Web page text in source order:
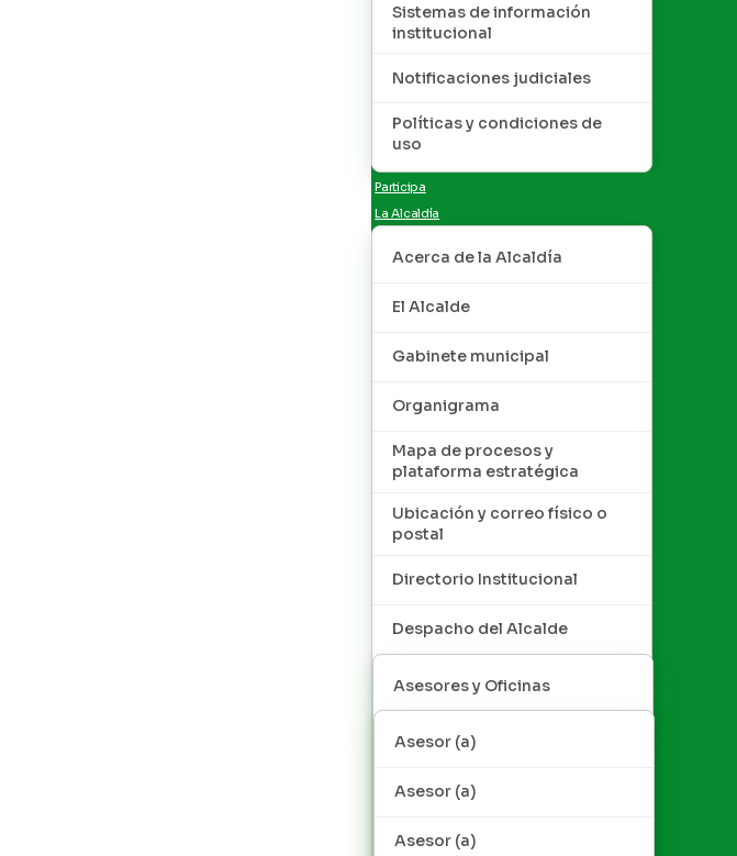
Sistemas de información
institucional
Notificaciones judiciales
Políticas y condiciones de
uso
Participa
La Alcaldía
Acerca de la Alcaldía
El Alcalde
Gabinete municipal
Organigrama
Mapa de procesos y
plataforma estratégica
Ubicación y correo físico o
postal
Directorio Institucional
Despacho del Alcalde
Asesores y Oficinas
Asesor (a)
Asesor (a)
Asesor (a)